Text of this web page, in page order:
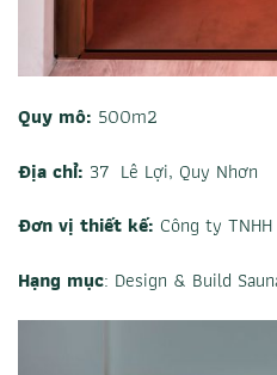
Quy mô: 500m2
Địa chỉ: 37 Lê Lợi, Quy Nhơn
Đơn vị thiết kế: Công ty
Hạng mục: Design & Build